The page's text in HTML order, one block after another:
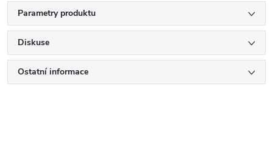
Parametry produktu
Diskuse
Ostatní informace